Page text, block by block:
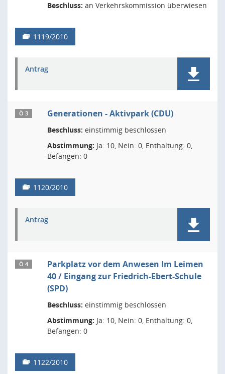
Beschluss: an Verkehrskommission überwiesen
1119/2010
Antrag
Ö 3 Generationen - Aktivpark (CDU)
Beschluss: einstimmig beschlossen
Abstimmung: Ja: 10, Nein: 0, Enthaltung: 0,
Befangen: 0
1120/2010
Antrag
Ö 4
Parkplatz vor dem Anwesen Im Leimen
40 / Eingang zur Friedrich-Ebert-Schule
(SPD)
Beschluss: einstimmig beschlossen
Abstimmung: Ja: 10, Nein: 0, Enthaltung: 0,
Befangen: 0
1122/2010